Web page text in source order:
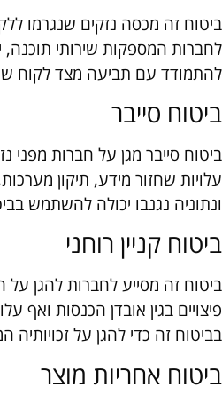
ביטוח זה מכסה נזקים שנגרמו
לחברות המספקות שירותי תוכנה,
להתמודד עם תביעה מצד לקוח
ביטוח סייבר
ביטוח סייבר מגן על חברות מפני
עלויות שחזור מידע, תיקון
ונתוניה נגנבו יכולה להשתמש
ביטוח קניין רוחני
ביטוח זה מסייע לחברות להגן על
פיצויים בגין אובדן הכנסות
בביטוח זה כדי להגן על
ביטוח אחריות מוצר